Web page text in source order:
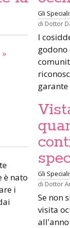
»
Gli
di Dottor
I
è nato
i
Gli
di Dottor
Se non
visita